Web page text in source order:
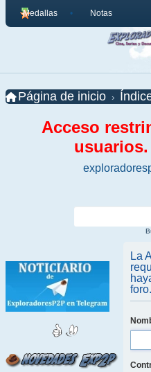
Medallas Notas
Página de inicio
Acceso
usuarios.
La
foro.